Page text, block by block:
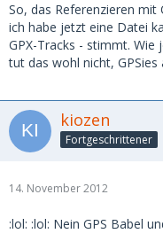
So, das Referenzieren mit
ich habe jetzt eine Datei
GPX-Tracks - stimmt. Wie
tut das wohl nicht, GPSies
kiozen
Fortgeschrittener
14. November 2012
:lol: :lol: Nein GPS Babel